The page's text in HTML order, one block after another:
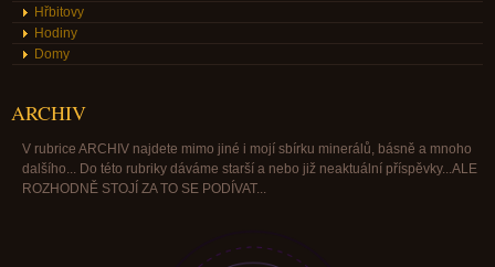
Hřbitovy
Hodiny
Domy
ARCHIV
V rubrice ARCHIV najdete mimo jiné i mojí sbírku minerálů, básně a mnoho
dalšího... Do této rubriky dáváme starší a nebo již neaktuální příspěvky...ALE
ROZHODNĚ STOJÍ ZA TO SE PODÍVAT...